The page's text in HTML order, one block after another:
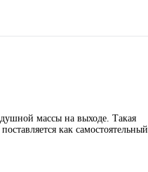
массы на выходе. Такая
как самостоятельный